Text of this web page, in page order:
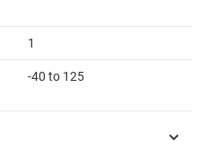
1
-40 to 125